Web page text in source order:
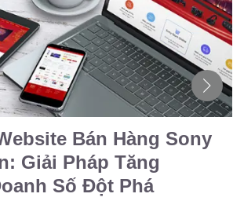
Bán Hàng Sony
Giải Pháp Tăng
Số Đột Phá